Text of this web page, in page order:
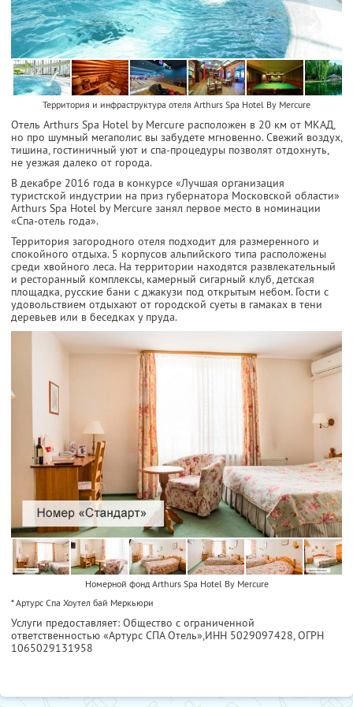
Территория и инфраструктура отеля Arthurs Spa Hotel By Mercure
Отель Arthurs Spa Hotel by Mercure расположен в 20 км от МКАД,
но про шумный мегаполис вы забудете мгновенно. Свежий воздух,
тишина, гостиничный уют и спа-процедуры позволят отдохнуть,
не уезжая далеко от города.
В декабре 2016 года в конкурсе «Лучшая организация
туристской индустрии на приз губернатора Московской области»
Arthurs Spa Hotel by Mercure занял первое место в номинации
«Спа-отель года».
Территория загородного отеля подходит для размеренного и
спокойного отдыха. 5 корпусов альпийского типа расположены
среди хвойного леса. На территории находятся развлекательный
и ресторанный комплексы, камерный сигарный клуб, детская
площадка, русские бани с джакузи под открытым небом. Гости с
удовольствием отдыхают от городской суеты в гамаках в тени
деревьев или в беседках у пруда.
Номерной фонд Arthurs Spa Hotel By Mercure
* Артурс Спа Хоутел бай Меркьюри
Услуги предоставляет: Общество с ограниченной
ответственностью «Артурс СПА Отель»,ИНН 5029097428, ОГРН
1065029131958